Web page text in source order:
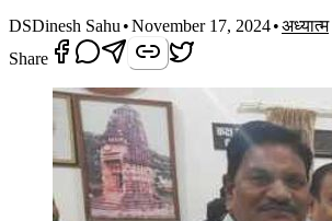
DSDinesh Sahu •November 17, 2024•अध्यात्म
Share